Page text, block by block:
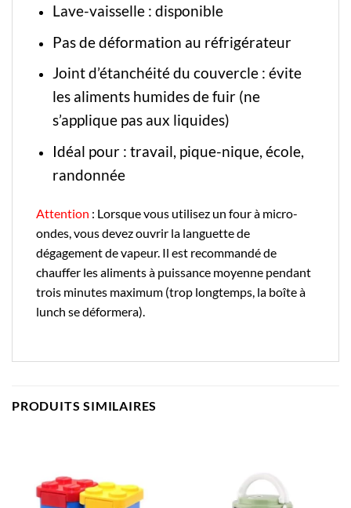
Lave-vaisselle : disponible
Pas de déformation au réfrigérateur
Joint d’étanchéité du couvercle : évite
les aliments humides de fuir (ne
s’applique pas aux liquides)
Idéal pour : travail, pique-nique, école,
randonnée
Attention : Lorsque vous utilisez un four à micro-
ondes, vous devez ouvrir la languette de
dégagement de vapeur. Il est recommandé de
chauffer les aliments à puissance moyenne pendant
trois minutes maximum (trop longtemps, la boîte à
lunch se déformera).
PRODUITS SIMILAIRES